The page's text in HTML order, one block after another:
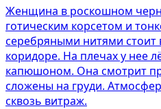
Женщина в роскошном
готическим корсетом и
серебряными нитями
коридоре. На плечах у нее
капюшоном. Она смотрит
сложены на груди.
сквозь витраж.